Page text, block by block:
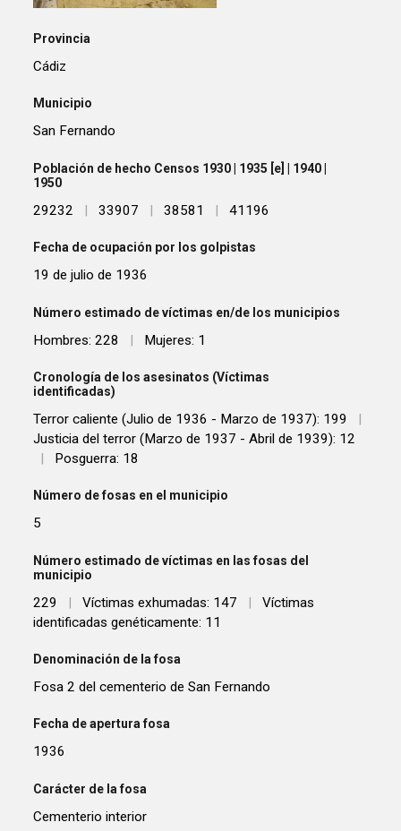
Provincia
Cádiz
Municipio
San Fernando
Población de hecho Censos 1930 | 1935 [e] | 1940 |
1950
29232 | 33907 | 38581 | 41196
Fecha de ocupación por los golpistas
19 de julio de 1936
Número estimado de víctimas en/de los municipios
Hombres: 228 | Mujeres: 1
Cronología de los asesinatos (Víctimas
identificadas)
Terror caliente (Julio de 1936 - Marzo de 1937): 199
|
Justicia del terror (Marzo de 1937 - Abril de 1939): 12
|
Posguerra: 18
Número de fosas en el municipio
5
Número estimado de víctimas en las fosas del
municipio
229 | Víctimas exhumadas: 147 |
Víctimas
identificadas genéticamente: 11
Denominación de la fosa
Fosa 2 del cementerio de San Fernando
Fecha de apertura fosa
1936
Carácter de la fosa
Cementerio interior